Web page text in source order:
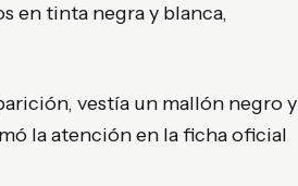
en tinta negra y blanca,
vestía un mallón negro y
la atención en la ficha oficial